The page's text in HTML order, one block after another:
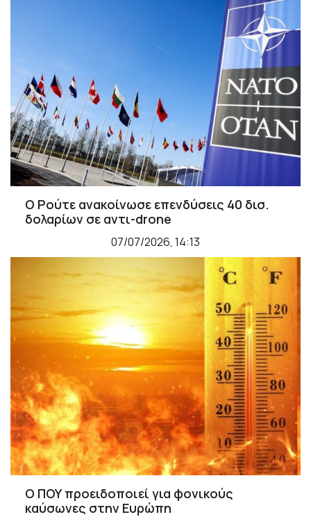
Ο Ρούτε ανακοίνωσε επενδύσεις 40 δισ.
δολαρίων σε αντι-drone
07/07/2026, 14:13
Ο ΠΟΥ προειδοποιεί για φονικούς
καύσωνες στην Ευρώπη